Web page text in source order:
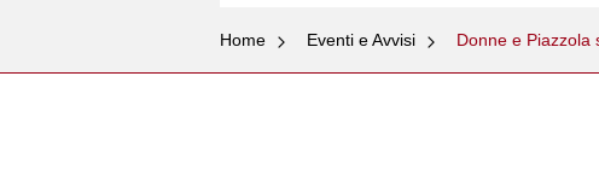
Home Eventi e Avvisi Donne e Piazzola